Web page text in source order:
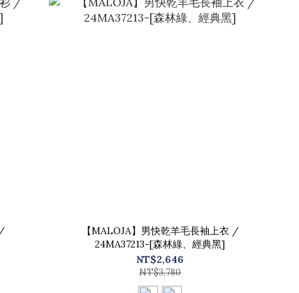
/
【MALOJA】男快乾羊毛長袖上衣 /
24MA37213-[森林綠、經典黑]
NT$2,646
NT$3,780